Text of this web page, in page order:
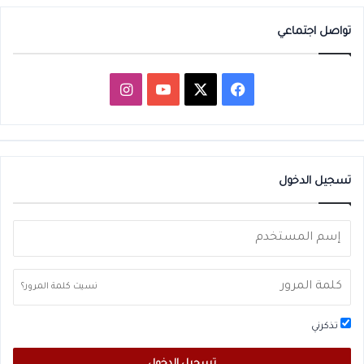
تواصل اجتماعي
فيسبوك ‫YouTubeانستقرام
تسجيل الدخول
نسيت كلمة المرور؟
تذكرني